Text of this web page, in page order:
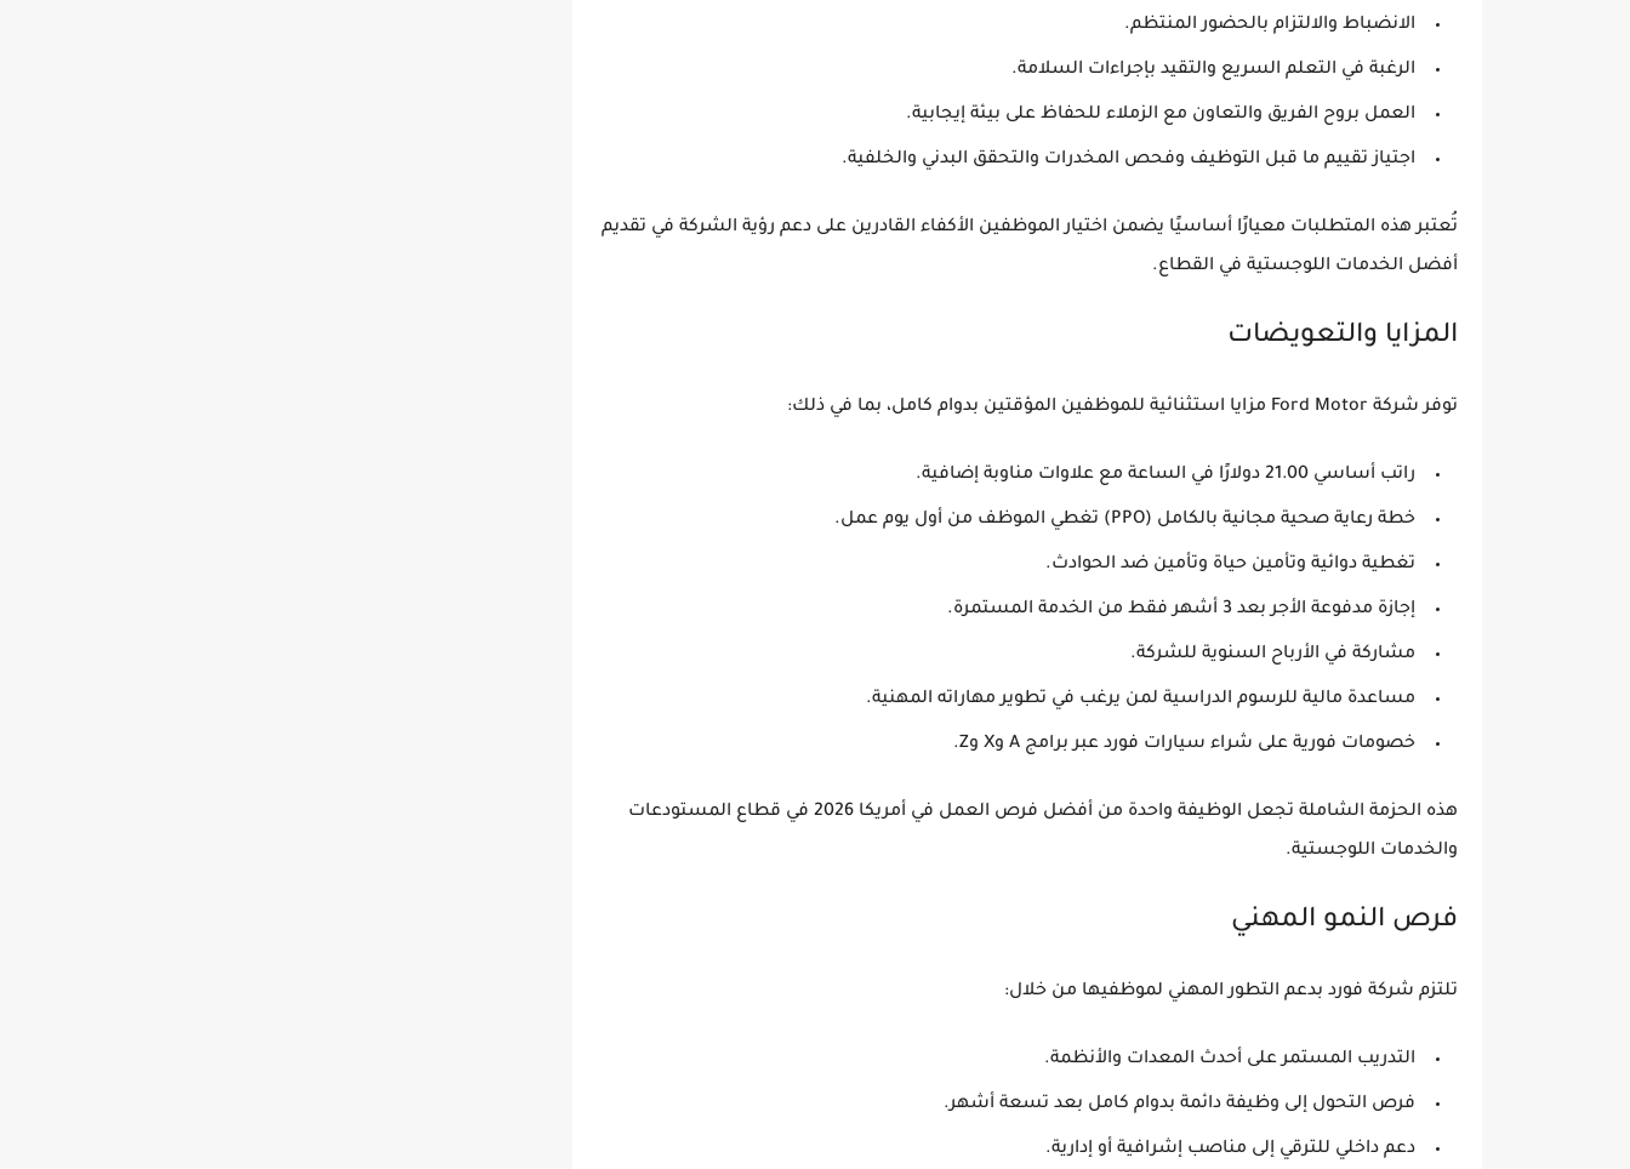
الانضباط والالتزام بالحضور المنتظم.
الرغبة في التعلم السريع والتقيد بإجراءات السلامة.
العمل بروح الفريق والتعاون مع الزملاء للحفاظ على بيئة إيجابية.
اجتيازتقييم ما قبل التوظيف وفحص المخدرات والتحقق البدني والخلفية.
تُعتبر هذه المتطلبات معيارًا أساسيًا يضمن اختيار الموظفين الأكفاء القادرين على دعم رؤية الشركة في تقديم
أفضل الخدمات اللوجستية في القطاع.
المزايا والتعويضات
توفر شركة Ford Motor مزايا استثنائية للموظفين المؤقتين بدوام كامل، بما في ذلك:
راتب أساسي 21.00 دولارًا في الساعة مع علاوات مناوبة إضافية.
خطة رعاية صحية مجانية بالكامل (PPO) تغطي الموظف من أول يوم عمل.
تغطية دوائية وتأمين حياة وتأمين ضد الحوادث.
إجازة مدفوعة الأجر بعد 3 أشهر فقط من الخدمة المستمرة .
مشاركة في الأرباح السنوية للشركة.
مساعدة مالية للرسوم الدراسية لمن يرغب في تطوير مهاراته المهنية.
خصومات فورية على شراء سيارات فورد عبر برامج A وX وZ.
هذه الحزمة الشاملة تجعل الوظيفة واحدة من أفضل فرص العمل في أمريكا 2026
في قطاع المستودعات
والخدمات اللوجستية.
فرص النمو المهني
تلتزم شركة فورد بدعم التطور المهني لموظفيها من خلال:
التدريب المستمر على أحدث المعدات والأنظمة.
فرص التحول إلى وظيفة دائمة بدوام كامل بعد تسعة أشهر.
دعم داخلي للترقي إلى مناصب إشرافية أو إدارية.